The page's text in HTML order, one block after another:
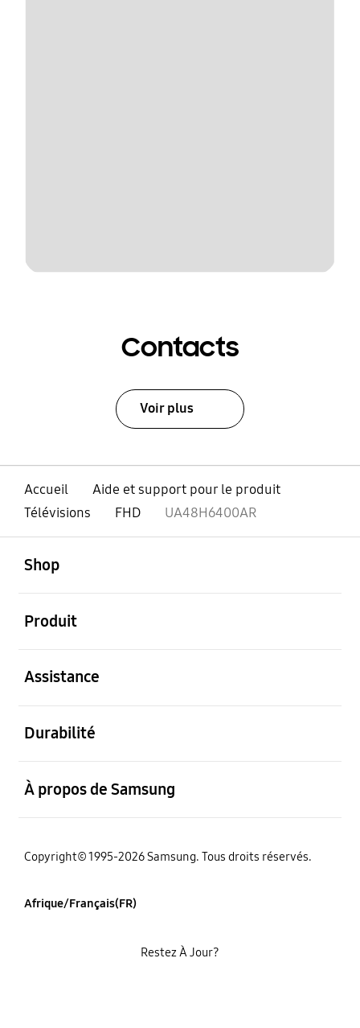
Contacts
Voir plus
Accueil
Aide et support pour le produit
Télévisions
FHD UA48H6400AR
Shop
Produit
Assistance
Durabilité
À propos de Samsung
Copyright© 1995-2026 Samsung. Tous droits réservés.
Afrique/Français(FR)
Restez À Jour?